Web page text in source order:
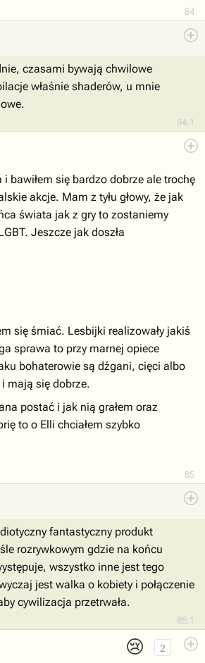
84
84.1
czasami bywają chwilowe
właśnie shaderów, u mnie
85
i bawiłem się bardzo dobrze ale trochę
akcje. Mam z tyłu głowy, że jak
świata jak z gry to zostaniemy
Jeszcze jak doszła
się śmiać. Lesbijki realizowały jakiś
sprawa to przy marnej opiece
bohaterowie są dźgani, cięci albo
mają się dobrze.
postać i jak nią grałem oraz
to o Elli chciałem szybko
85.1
fantastyczny produkt
rozrywkowym gdzie na końcu
wszystko inne jest tego
jest walka o kobiety i połączenie
cywilizacja przetrwała.
😢 2